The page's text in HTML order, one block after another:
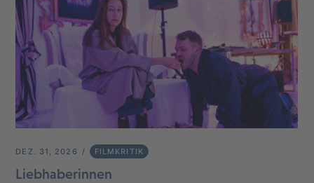
DEZ. 31, 2026 FILMKRITIK
Liebhaberinnen